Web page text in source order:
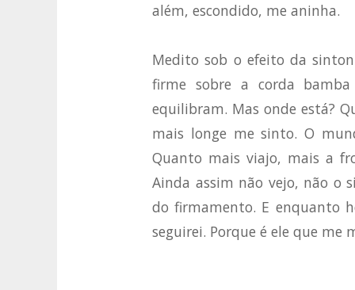
além, escondido, me aninha.
Medito sob o efeito da
firme sobre a corda
equilibram. Mas onde está?
mais longe me sinto. O
Quanto mais viajo, mais a
Ainda assim não vejo, não o
do firmamento. E enquanto
seguirei. Porque é ele que me